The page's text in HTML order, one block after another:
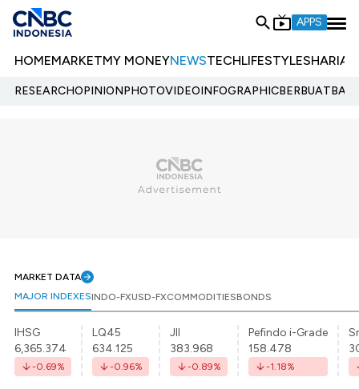
APPS
HOMEMARKETMY MONEYNEWSTECHLIFESTYLESHARIA
RESEARCHOPINIONPHOTOVIDEOINFOGRAPHIC
MARKET DATA
MAJOR INDEXESINDO-FXUSD-FXCOMMODITIESBONDS
IHSG
6,365.374
-0.69%
LQ45
634.125
-0.96%
JII
383.968
-0.89%
Pefindo i-Grade
158.478
-1.18%